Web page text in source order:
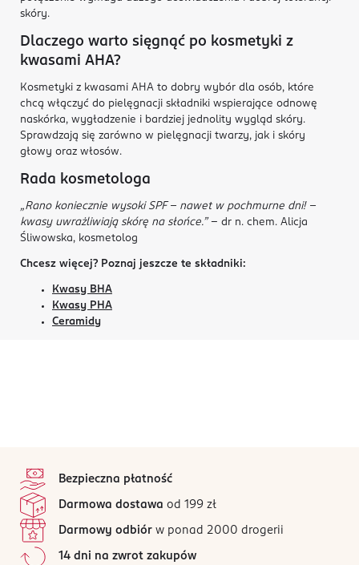
skóry.
Dlaczego warto sięgnąć po kosmetyki z
kwasami AHA?
Kosmetyki z kwasami AHA to dobry wybór dla osób, które
chcą włączyć do pielęgnacji składniki wspierające odnowę
naskórka, wygładzenie i bardziej jednolity wygląd skóry.
Sprawdzają się zarówno w pielęgnacji twarzy, jak i skóry
głowy oraz włosów.
Rada kosmetologa
„Rano koniecznie wysoki SPF - nawet w pochmurne dni! -
kwasy uwrażliwiają skórę na słońce.”- dr n. chem. Alicja
Śliwowska, kosmetolog
Chcesz więcej? Poznaj jeszcze te składniki:
Kwasy BHA
Kwasy PHA
Ceramidy
Bezpieczna płatność
Darmowa dostawa od 199 zł
Darmowy odbiór w ponad 2000 drogerii
14 dni na zwrot zakupów